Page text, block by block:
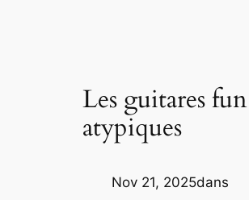
Les guitares
atypiques
Nov 21, 2025dans